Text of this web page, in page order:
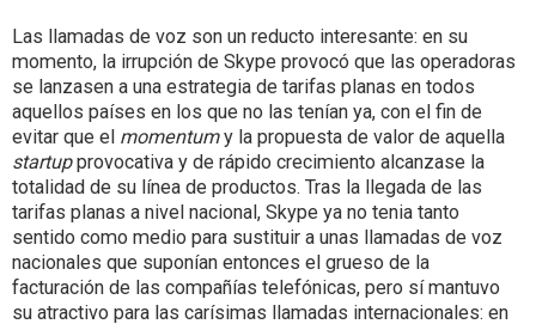
Las llamadas de voz son un reducto interesante: en su
momento, la irrupción de Skype provocó que las operadoras
se lanzasen a una estrategia de tarifas planas en todos
aquellos países en los que no las tenían ya, con el fin de
evitar que el momentumy la propuesta de valor de aquella
startupprovocativa y de rápido crecimiento alcanzase la
totalidad de su línea de productos. Tras la llegada de las
tarifas planas a nivel nacional, Skype ya no tenia tanto
sentido como medio para sustituir a unas llamadas de voz
nacionales que suponían entonces el grueso de la
facturación de las compañías telefónicas, pero sí mantuvo
su atractivo para las carísimas llamadas internacionales: en